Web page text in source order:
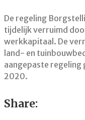
De regeling
tijdelijk verruimd
werkkapitaal. De
land- en
aangepaste regeling
2020.
Share: